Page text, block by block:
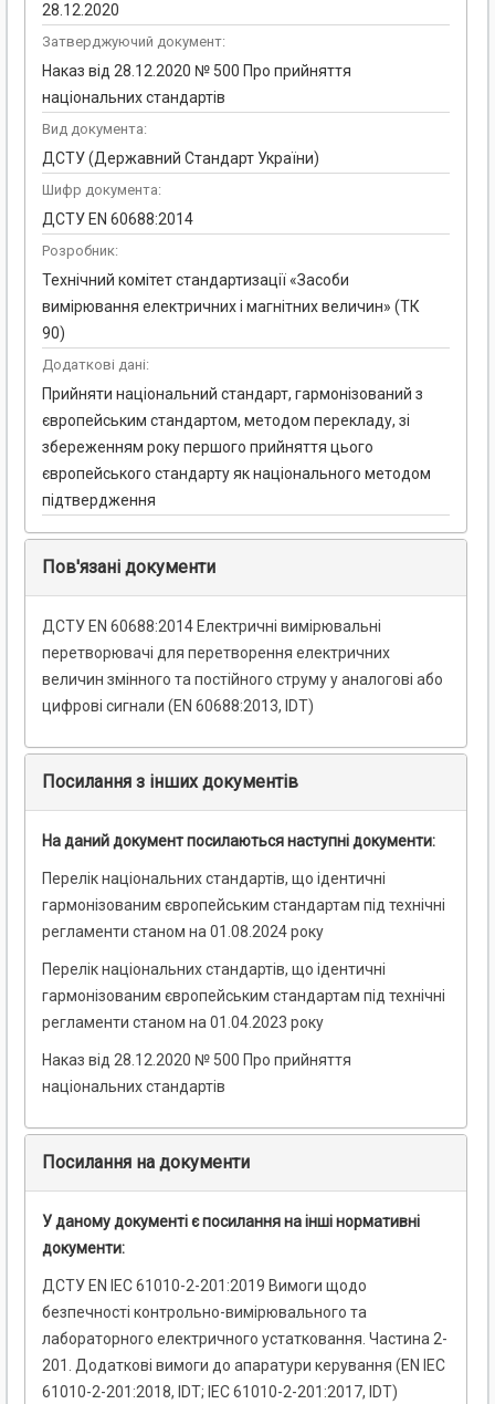
28.12.2020
Затверджуючий документ:
Наказ від 28.12.2020 № 500 Про прийняття
національних стандартів
Вид документа:
ДСТУ (Державний Стандарт України)
Шифр документа:
ДСТУ EN 60688:2014
Розробник:
Технічний комітет стандартизації «Засоби
вимірювання електричних і магнітних величин» (ТК
90)
Додаткові дані:
Прийняти національний стандарт, гармонізований з
європейським стандартом, методом перекладу, зі
збереженням року першого прийняття цього
європейського стандарту як національного методом
підтвердження
Пов'язані документи
ДСТУ EN 60688:2014 Електричні вимірювальні
перетворювачі для перетворення електричних
величин змінного та постійного струму у аналогові або
цифрові сигнали (EN 60688:2013, IDT)
Посилання з інших документів
На даний документ посилаються наступні документи:
Перелік національних стандартів, що ідентичні
гармонізованим європейським стандартам під технічні
регламенти станом на 01.08.2024 року
Перелік національних стандартів, що ідентичні
гармонізованим європейським стандартам під технічні
регламенти станом на 01.04.2023 року
Наказ від 28.12.2020 № 500 Про прийняття
національних стандартів
Посилання на документи
У даному документі є посилання на інші нормативні
документи:
ДСТУ EN IEC 61010-2-201:2019 Вимоги щодо
безпечності контрольно-вимірювального та
лабораторного електричного устатковання. Частина 2-
201. Додаткові вимоги до апаратури керування (EN IEC
61010-2-201:2018, IDT; IEC 61010-2-201:2017, IDT)